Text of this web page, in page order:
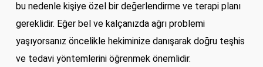
bu nedenle kişiye özel bir değerlendirme ve terapi planı
gereklidir. Eğer bel ve kalçanızda ağrı problemi
yaşıyorsanız öncelikle hekiminize danışarak doğru teşhis
ve tedavi yöntemlerini öğrenmek önemlidir.